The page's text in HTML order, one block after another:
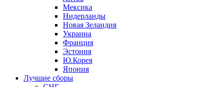
Мексика
Нидерланды
Новая Зеландия
Украина
Франция
Эстония
Ю.Корея
Япония
Лучшие сборы